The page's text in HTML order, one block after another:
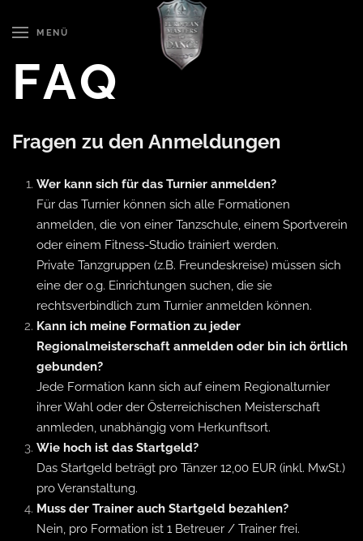
Skip to main content
MENÜ
FAQ
Fragen zu den Anmeldungen
Wer kann sich für das Turnier anmelden?
Für das Turnier können sich alle Formationen
anmelden, die von einer Tanzschule, einem Sportverein
oder einem Fitness-Studio trainiert werden.
Private Tanzgruppen (z.B. Freundeskreise) müssen sich
eine der o.g. Einrichtungen suchen, die sie
rechtsverbindlich zum Turnier anmelden können.
Kann ich meine Formation zu jeder
Regionalmeisterschaft anmelden oder bin ich örtlich
gebunden?
Jede Formation kann sich auf einem Regionalturnier
ihrer Wahl oder der Österreichischen Meisterschaft
anmleden, unabhängig vom Herkunftsort.
Wie hoch ist das Startgeld?
Das Startgeld beträgt pro Tänzer 12,00 EUR (inkl. MwSt.)
pro Veranstaltung.
Muss der Trainer auch Startgeld bezahlen?
Nein, pro Formation ist 1 Betreuer / Trainer frei.